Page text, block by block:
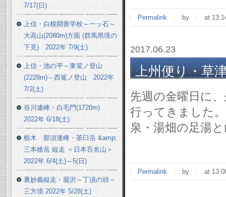
Permalink by at
2017.06.23
上州便り・草
先週の金曜日に
行ってきました
泉・湯畑の足湯
Permalink by at
7/17(日)
上信・白根開善学校～一ッ石～
大高山(2080m)方面 (群馬県境の
下見) 2022年 7/9(土)
上信・池の平～東篭ノ登山
(2228m)～西篭ノ登山 2022年
7/2(土)
谷川連峰・白毛門(1720m)
2022年 6/18(土)
栃木 那須連峰・茶臼岳 &amp;
三本槍岳 縦走 ＜日本百名山＞
2022年 6/4(土)～5(日)
裏妙義縦走・籠沢～丁須の頭～
三方境 2022年 5/28(土)